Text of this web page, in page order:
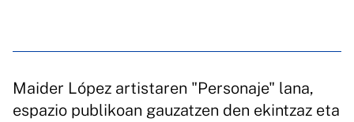
Maider López artistaren "Personaje" lana,
espazio publikoan gauzatzen den ekintzaz eta